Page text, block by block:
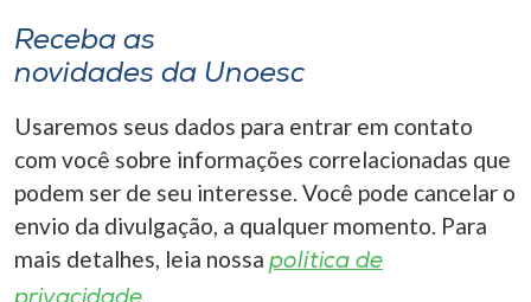
Receba as
novidades da Unoesc
Usaremos seus dados para entrar em contato
com você sobre informações correlacionadas que
podem ser de seu interesse. Você pode cancelar o
envio da divulgação, a qualquer momento. Para
mais detalhes, leia nossa política de